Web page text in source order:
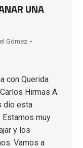
UNA
Gómez
con Querida
Hirmas A.
dio esta
Estamos muy
y los
Vamos a